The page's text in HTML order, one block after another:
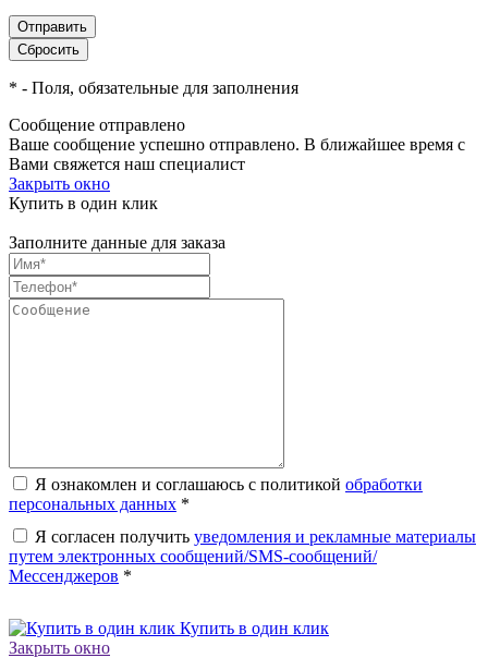
* - Поля, обязательные для заполнения
Сообщение отправлено
Ваше сообщение успешно отправлено. В ближайшее время с
Вами свяжется наш специалист
Закрыть окно
Купить в один клик
Заполните данные для заказа
Я ознакомлен и соглашаюсь с политикой обработки
персональных данных *
Я согласен получить уведомления и рекламные материалы
путем электронных сообщений/SMS-сообщений/
Мессенджеров *
Купить в один клик
Закрыть окно